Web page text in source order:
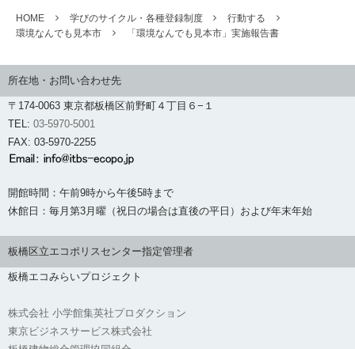
HOME 学びのサイクル・各種登録制度
行動する
環境なんでも見本市
「環境なんでも見本市」実施報告書
所在地・お問い合わせ先
〒174-0063 東京都板橋区前野町４丁目６−１
TEL: 03-5970-5001
FAX: 03-5970-2255
開館時間：午前9時から午後5時まで
休館日：毎月第3月曜（祝日の場合は直後の平日）および年末年始
板橋区立エコポリスセンター指定管理者
板橋エコみらいプロジェクト
株式会社 小学館集英社プロダクション
東京ビジネスサービス株式会社